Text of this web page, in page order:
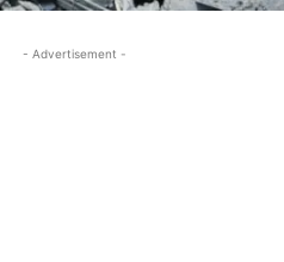
- Advertisement -